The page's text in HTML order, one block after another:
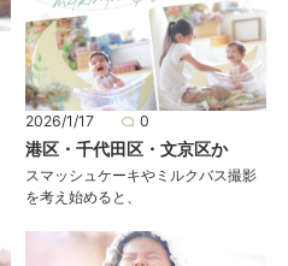
2026/1/17 0
港区・千代田区・文京区か
スマッシュケーキやミルクバス撮影
を考え始めると、